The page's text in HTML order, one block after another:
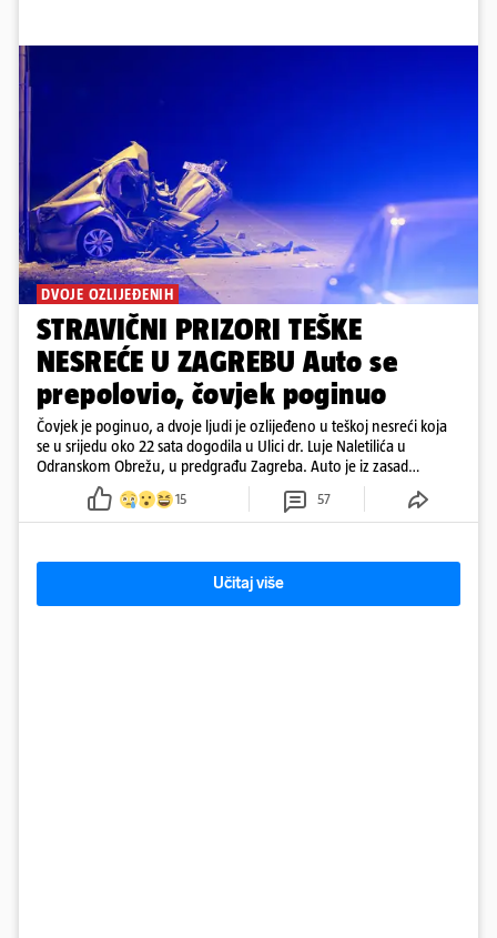
DVOJE OZLIJEĐENIH
STRAVIČNI PRIZORI TEŠKE
NESREĆE U ZAGREBU Auto se
prepolovio, čovjek poginuo
Čovjek je poginuo, a dvoje ljudi je ozlijeđeno u teškoj nesreći koja
se u srijedu oko 22 sata dogodila u Ulici dr. Luje Naletilića u
Odranskom Obrežu, u predgrađu Zagreba. Auto je iz zasad
neutvrđenih razloga sletio s kolnika, a od siline udara vozilo se
prepolovilo.
15 57
Učitaj više